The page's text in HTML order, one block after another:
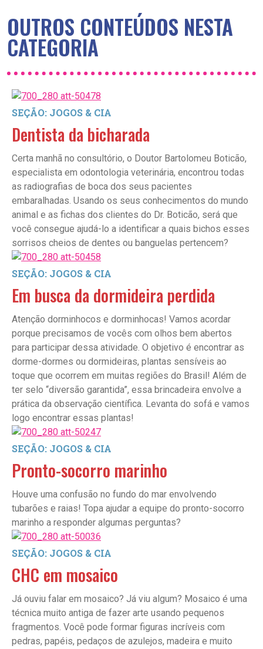
OUTROS CONTEÚDOS NESTA
CATEGORIA
SEÇÃO: JOGOS & CIA
Dentista da bicharada
Certa manhã no consultório, o Doutor Bartolomeu Boticão,
especialista em odontologia veterinária, encontrou todas
as radiografias de boca dos seus pacientes
embaralhadas. Usando os seus conhecimentos do mundo
animal e as fichas dos clientes do Dr. Boticão, será que
você consegue ajudá-lo a identificar a quais bichos esses
sorrisos cheios de dentes ou banguelas pertencem?
SEÇÃO: JOGOS & CIA
Em busca da dormideira perdida
Atenção dorminhocos e dorminhocas! Vamos acordar
porque precisamos de vocês com olhos bem abertos
para participar dessa atividade. O objetivo é encontrar as
dorme-dormes ou dormideiras, plantas sensíveis ao
toque que ocorrem em muitas regiões do Brasil! Além de
ter selo “diversão garantida”, essa brincadeira envolve a
prática da observação científica. Levanta do sofá e vamos
logo encontrar essas plantas!
SEÇÃO: JOGOS & CIA
Pronto-socorro marinho
Houve uma confusão no fundo do mar envolvendo
tubarões e raias! Topa ajudar a equipe do pronto-socorro
marinho a responder algumas perguntas?
SEÇÃO: JOGOS & CIA
CHC em mosaico
Já ouviu falar em mosaico? Já viu algum? Mosaico é uma
técnica muito antiga de fazer arte usando pequenos
fragmentos. Você pode formar figuras incríveis com
pedras, papéis, pedaços de azulejos, madeira e muito